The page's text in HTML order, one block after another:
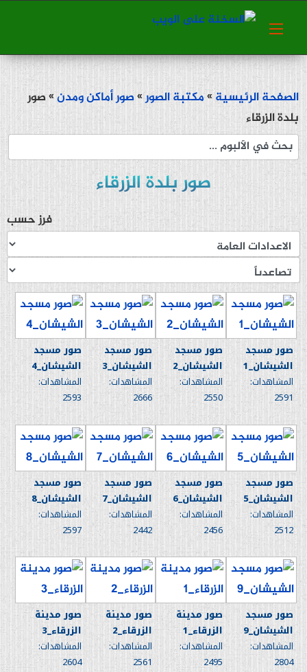
الصفحة الرئيسية»مكتبة الصور»صور أماكن ومدن» صور
بلدة الزرقاء
صور بلدة الزرقاء
فرز حسب
صور مسجد
الشيشان_1
المشاهدات:
2591
صور مسجد
الشيشان_2
المشاهدات:
2550
صور مسجد
الشيشان_3
المشاهدات:
2666
صور مسجد
الشيشان_4
المشاهدات:
2593
صور مسجد
الشيشان_5
المشاهدات:
2512
صور مسجد
الشيشان_6
المشاهدات:
2456
صور مسجد
الشيشان_7
المشاهدات:
2442
صور مسجد
الشيشان_8
المشاهدات:
2597
صور مسجد
الشيشان_9
المشاهدات:
2804
صور مدينة
الزرقاء_1
المشاهدات:
2495
صور مدينة
الزرقاء_2
المشاهدات:
2561
صور مدينة
الزرقاء_3
المشاهدات:
2604